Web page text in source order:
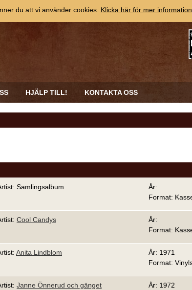
HJÄLP TILL! KONTAKTA OSS
Samlingsalbum
År:
Format:
Cool Candys
År:
Format:
Anita Lindblom
År: 1971
Format:
Janne Önnerud och gänget
År: 1972
du att vi använder cookies. Klicka här för mer information